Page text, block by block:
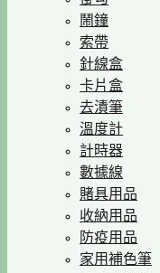
鬧鐘
索帶
針線盒
卡片盒
去漬筆
溫度計
計時器
數據線
賭具用品
收納用品
防疫用品
家用補色筆